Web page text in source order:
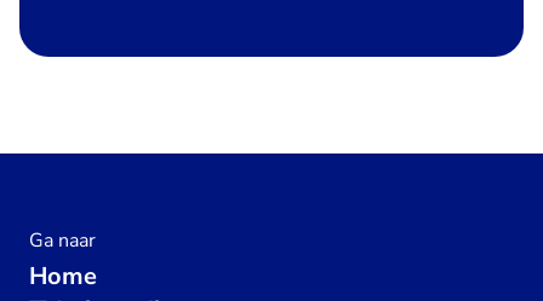
Ga naar
Home